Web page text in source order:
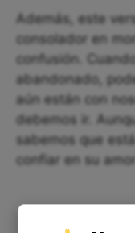
Además, este
consolador en
confusión.
abandonado,
aún están con
debemos ir.
sabemos que
confiar en su